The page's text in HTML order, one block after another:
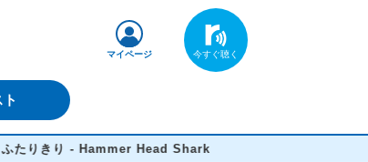
マイページ
きり - Hammer Head Shark